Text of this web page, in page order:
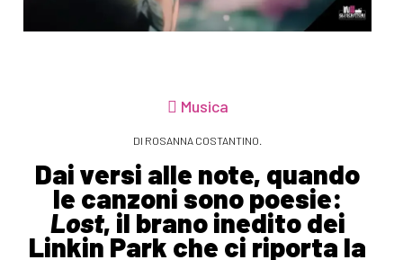
Musica
DI ROSANNA COSTANTINO.
Dai versi alle note, quando
le canzoni sono poesie:
Lost, il brano inedito dei
Linkin Park che ci riporta la